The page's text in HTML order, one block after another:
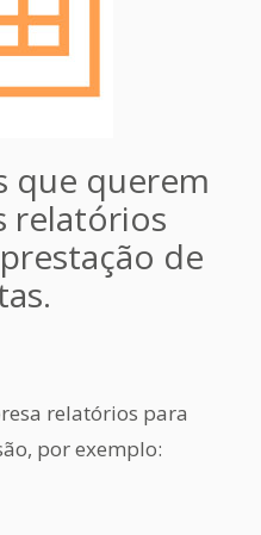
que querem
relatórios
de
relatórios para
por exemplo: